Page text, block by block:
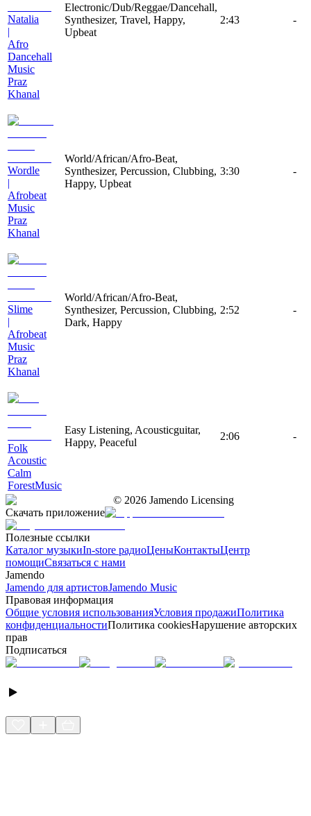
Natalia
|
Afro
Dancehall
Music
Praz
Khanal
Electronic/Dub/Reggae/Dancehall,
Synthesizer, Travel, Happy,
Upbeat
2:43 -
Wordle
|
Afrobeat
Music
Praz
Khanal
World/African/Afro-Beat,
Synthesizer, Percussion, Clubbing,
Happy, Upbeat
3:30 -
Slime
|
Afrobeat
Music
Praz
Khanal
World/African/Afro-Beat,
Synthesizer, Percussion, Clubbing,
Dark, Happy
2:52 -
Folk
Acoustic
Calm
ForestMusic
Easy Listening, Acousticguitar,
Happy, Peaceful
2:06 -
© 2026 Jamendo Licensing
Скачать приложение
Полезные ссылки
Каталог музыкиIn-store радиоЦеныКонтактыЦентр
помощиСвязаться с нами
Jamendo
Jamendo для артистовJamendo Music
Правовая информация
Общие условия использованияУсловия продажиПолитика
конфиденциальностиПолитика cookiesНарушение авторских
прав
Подписаться